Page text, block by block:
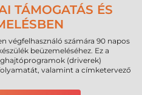
TÁMOGATÁS ÉS
végfelhasználó számára 90 napos
beüzemeléséhez. Ez a
(driverek)
valamint a címketervező